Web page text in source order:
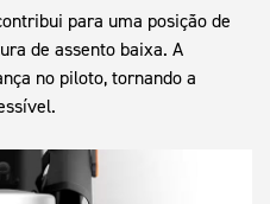
para uma posição de
de assento baixa. A
no piloto, tornando a